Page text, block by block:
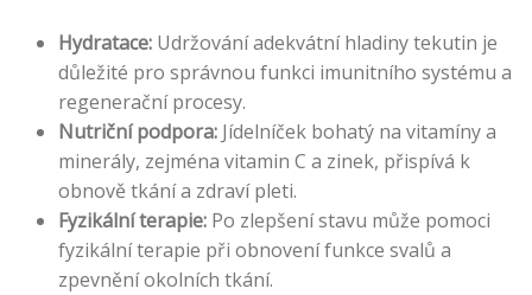
Hydratace:Udržování adekvátní hladiny tekutin je
důležité pro správnou funkci imunitního systému a
regenerační procesy.
Nutriční podpora:Jídelníček bohatý na vitamíny a
minerály, zejména vitamin C a zinek, přispívá k
obnově tkání a zdraví pleti.
Fyzikální terapie:Po zlepšení stavu může pomoci
fyzikální terapie při obnovení funkce svalů a
zpevnění okolních tkání.